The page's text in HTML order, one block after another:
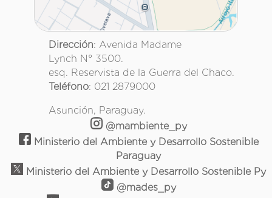
Dirección: Avenida Madame
Lynch N° 3500.
esq. Reservista de la Guerra del Chaco.
Teléfono: 021 2879000
Asunción, Paraguay.
@mambiente_py
Ministerio del Ambiente y Desarrollo Sostenible
Paraguay
Ministerio del Ambiente y Desarrollo Sostenible Py
@mades_py